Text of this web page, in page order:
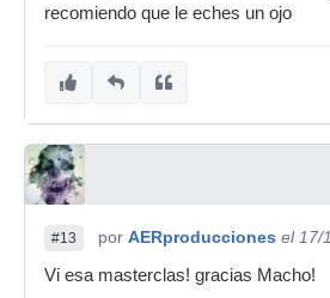
recomiendo que le eches un ojo
#13 por AERproducciones el 17/
Vi esa masterclas! gracias Macho!